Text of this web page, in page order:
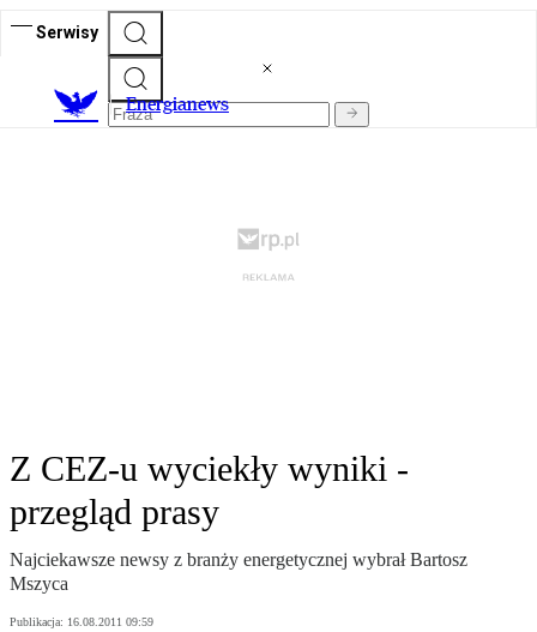
Serwisy
Energianews
Z CEZ-u wyciekły wyniki -
przegląd prasy
Najciekawsze newsy z branży energetycznej wybrał Bartosz
Mszyca
Publikacja: 16.08.2011 09:59